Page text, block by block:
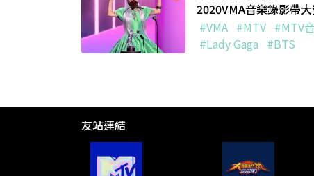
2020VMA音樂錄影帶
#VMA #MTV #MTV
#Lady Gaga #BTS
友站連結